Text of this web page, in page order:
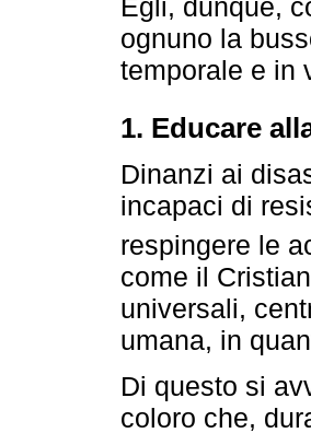
Egli, dunque,
ognuno la
temporale e in
1. Educare
Dinanzi ai
incapaci di
respingere le
come il
universali,
umana, in
Di questo si
coloro che,